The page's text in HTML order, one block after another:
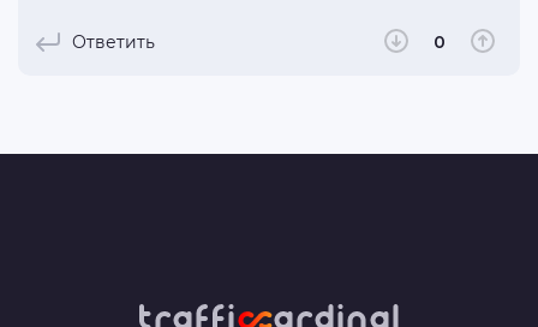
Ответить 0